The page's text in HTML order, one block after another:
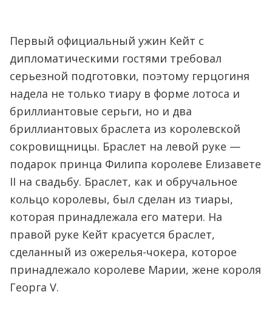
Первый официальный ужин Кейт с
дипломатическими гостями требовал
серьезной подготовки, поэтому герцогиня
надела не только тиару в форме лотоса и
бриллиантовые серьги, но и два
бриллиантовых браслета из королевской
сокровищницы. Браслет на левой руке —
подарок принца Филипа королеве Елизавете
II на свадьбу. Браслет, как и обручальное
кольцо королевы, был сделан из тиары,
которая принадлежала его матери. На
правой руке Кейт красуется браслет,
сделанный из ожерелья-чокера, которое
принадлежало королеве Марии, жене короля
Георга V.